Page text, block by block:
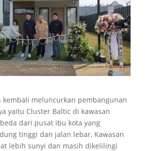
kembali meluncurkan pembangunan
yaitu Cluster Baltic di kawasan
dari pusat ibu kota yang
tinggi dan jalan lebar, Kawasan
lebih sunyi dan masih dikelilingi